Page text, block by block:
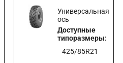
Универсальная
ось
Доступные
типоразмеры:
425/85R21